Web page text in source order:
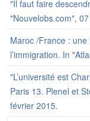
"Il faut faire
"Nouvelobs.com",
Maroc /France :
l’immigration. In
"L’université est
Paris 13. Plenel et
février 2015.